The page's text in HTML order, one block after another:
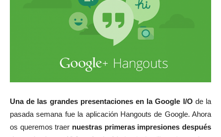
Una de las grandes presentaciones en la Google I/O de la
pasada semana fue la aplicación Hangouts de Google. Ahora
os queremos traer nuestras primeras impresiones después